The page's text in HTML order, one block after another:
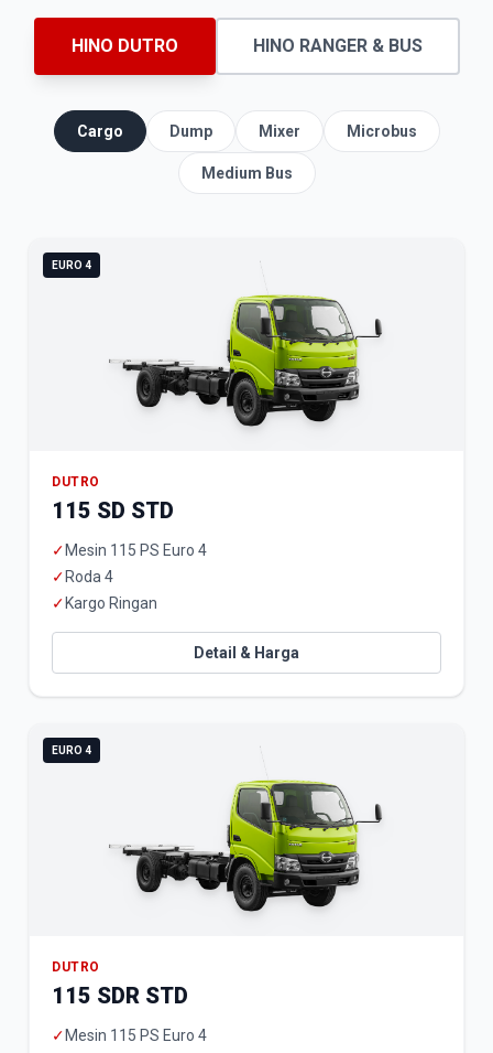
HINO DUTRO HINO RANGER & BUS
Cargo Dump Mixer Microbus
Medium Bus
EURO 4
DUTRO
115 SD STD
✓ Mesin 115 PS Euro 4
✓ Roda 4
✓ Kargo Ringan
Detail & Harga
EURO 4
DUTRO
115 SDR STD
✓ Mesin 115 PS Euro 4